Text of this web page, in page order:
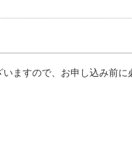
ますので、お申し込み前に